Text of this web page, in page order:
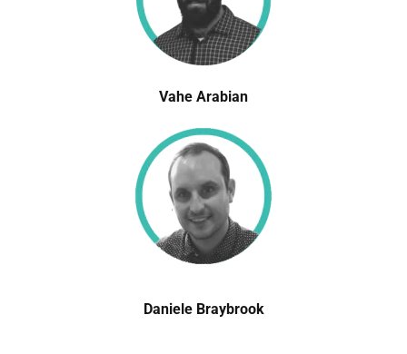
Vahe Arabian
Daniele Braybrook